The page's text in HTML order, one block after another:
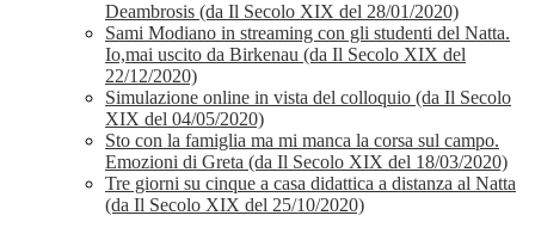
Deambrosis (da Il Secolo XIX del 28/01/2020)
Sami Modiano in streaming con gli studenti del Natta.
Io,mai uscito da Birkenau (da Il Secolo XIX del
22/12/2020)
Simulazione online in vista del colloquio (da Il Secolo
XIX del 04/05/2020)
Sto con la famiglia ma mi manca la corsa sul campo.
Emozioni di Greta (da Il Secolo XIX del 18/03/2020)
Tre giorni su cinque a casa didattica a distanza al Natta
(da Il Secolo XIX del 25/10/2020)